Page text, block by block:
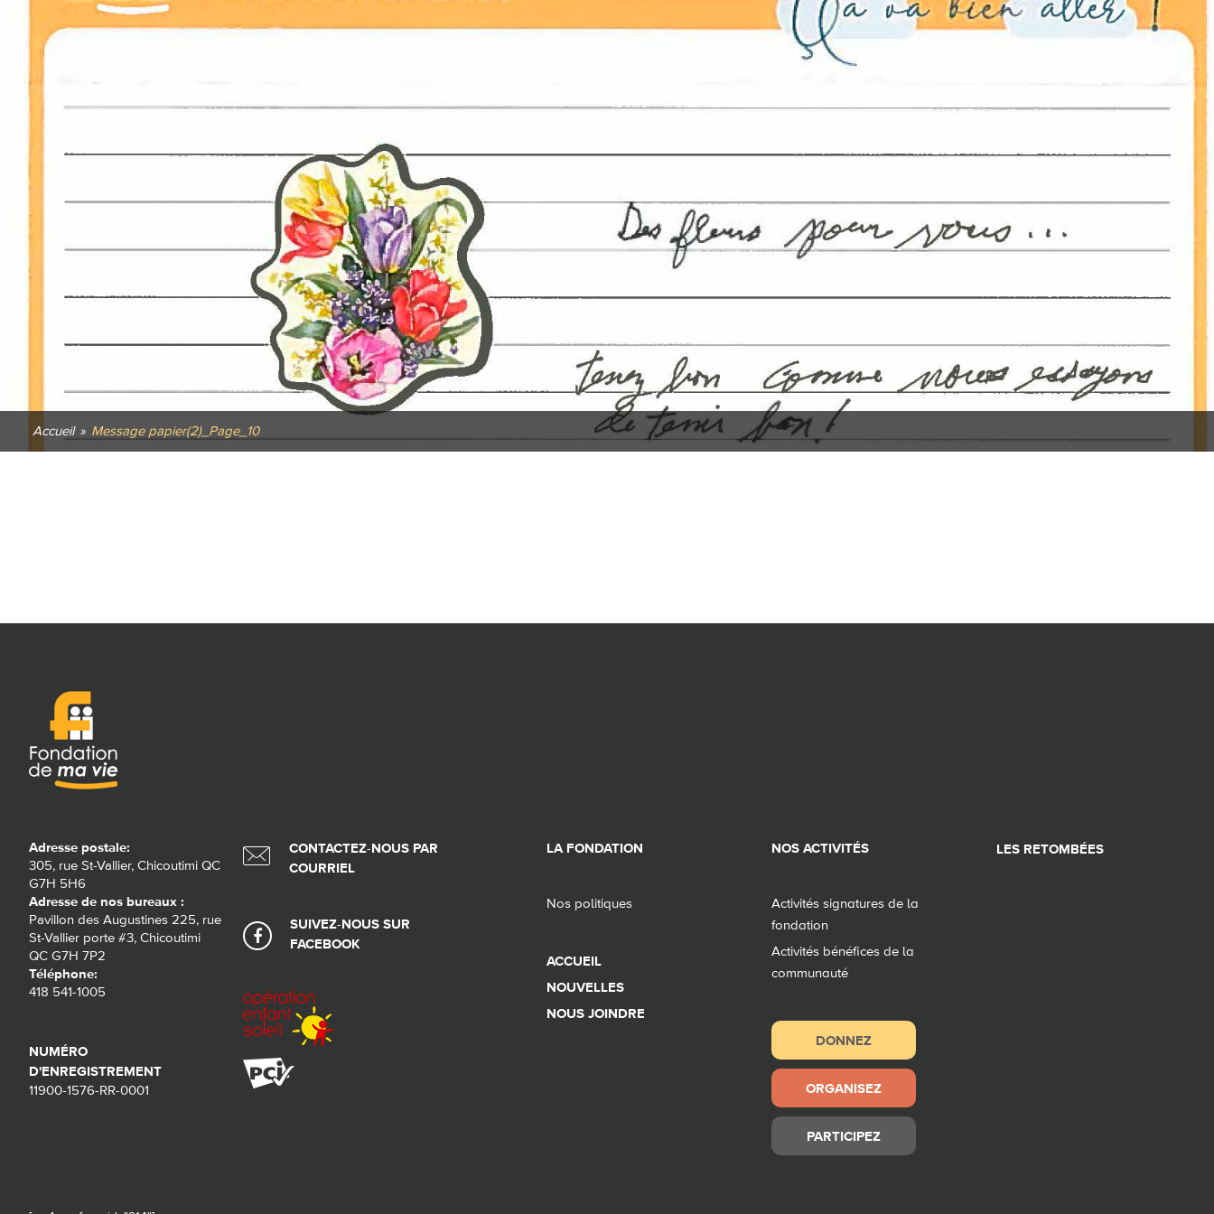
Accueil » Message papier(2)_Page_10
Adresse postale:
305, rue St-Vallier, Chicoutimi QC
G7H 5H6
Adresse de nos bureaux :
Pavillon des Augustines 225, rue
St-Vallier porte #3, Chicoutimi
QC G7H 7P2
Téléphone:
418 541-1005
NUMÉRO
D'ENREGISTREMENT
11900-1576-RR-0001
CONTACTEZ-NOUS PAR
COURRIEL
SUIVEZ-NOUS SUR
FACEBOOK
LA FONDATION
Nos politiques
ACCUEIL
NOUVELLES
NOUS JOINDRE
NOS ACTIVITÉS
Activités signatures de la
fondation
Activités bénéfices de la
communauté
DONNEZ
ORGANISEZ
PARTICIPEZ
LES RETOMBÉES